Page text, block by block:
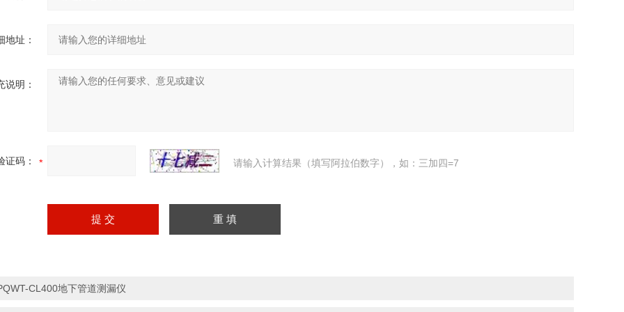
地址：
说明：
证码： 请输入计算结果（填写阿拉伯数字），如：三加四=7
CL400地下管道测漏仪